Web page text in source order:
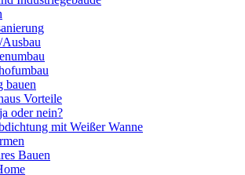
bauen
Vorteile
oder nein?
mit Weißer Wanne
Bauen